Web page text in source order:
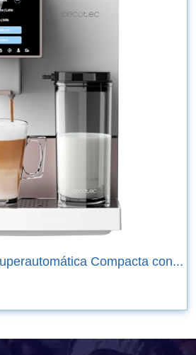
Compacta con...